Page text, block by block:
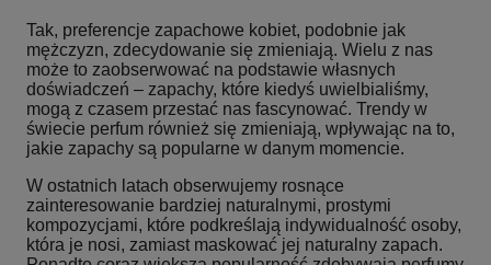
Tak, preferencje zapachowe kobiet, podobnie jak
mężczyzn, zdecydowanie się zmieniają. Wielu z nas
może to zaobserwować na podstawie własnych
doświadczeń – zapachy, które kiedyś uwielbialiśmy,
mogą z czasem przestać nas fascynować. Trendy w
świecie perfum również się zmieniają, wpływając na to,
jakie zapachy są popularne w danym momencie.
W ostatnich latach obserwujemy rosnące
zainteresowanie bardziej naturalnymi, prostymi
kompozycjami, które podkreślają indywidualność osoby,
która je nosi, zamiast maskować jej naturalny zapach.